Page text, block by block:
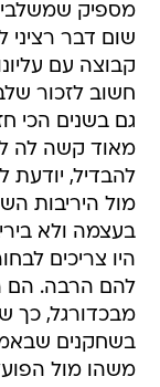
מספיק
שום דבר
קבוצה עם
חשוב לזכור
גם בשנים הכי
מאוד קשה לה
להבדיל, יודעת
מול היריבות
בעצמה ולא
היו צריכים
להם הרבה. הם
מבכדורגל, כך
בשחקנים
משהו מול